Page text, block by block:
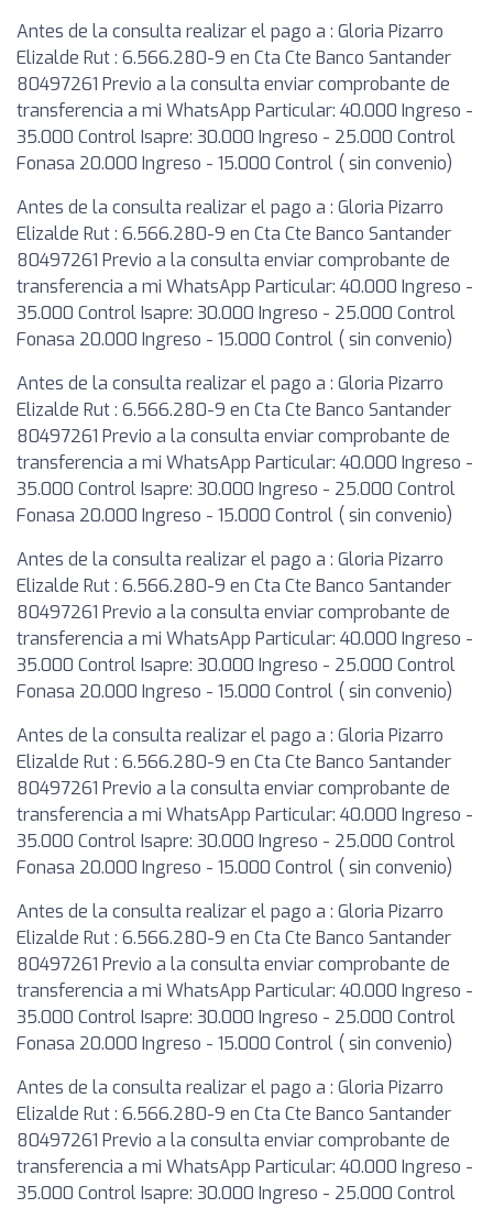
Antes de la consulta realizar el pago a : Gloria Pizarro
Elizalde Rut : 6.566.280-9 en Cta Cte Banco Santander
80497261 Previo a la consulta enviar comprobante de
transferencia a mi WhatsApp Particular: 40.000 Ingreso -
35.000 Control Isapre: 30.000 Ingreso - 25.000 Control
Fonasa 20.000 Ingreso - 15.000 Control ( sin convenio)
Antes de la consulta realizar el pago a : Gloria Pizarro
Elizalde Rut : 6.566.280-9 en Cta Cte Banco Santander
80497261 Previo a la consulta enviar comprobante de
transferencia a mi WhatsApp Particular: 40.000 Ingreso -
35.000 Control Isapre: 30.000 Ingreso - 25.000 Control
Fonasa 20.000 Ingreso - 15.000 Control ( sin convenio)
Antes de la consulta realizar el pago a : Gloria Pizarro
Elizalde Rut : 6.566.280-9 en Cta Cte Banco Santander
80497261 Previo a la consulta enviar comprobante de
transferencia a mi WhatsApp Particular: 40.000 Ingreso -
35.000 Control Isapre: 30.000 Ingreso - 25.000 Control
Fonasa 20.000 Ingreso - 15.000 Control ( sin convenio)
Antes de la consulta realizar el pago a : Gloria Pizarro
Elizalde Rut : 6.566.280-9 en Cta Cte Banco Santander
80497261 Previo a la consulta enviar comprobante de
transferencia a mi WhatsApp Particular: 40.000 Ingreso -
35.000 Control Isapre: 30.000 Ingreso - 25.000 Control
Fonasa 20.000 Ingreso - 15.000 Control ( sin convenio)
Antes de la consulta realizar el pago a : Gloria Pizarro
Elizalde Rut : 6.566.280-9 en Cta Cte Banco Santander
80497261 Previo a la consulta enviar comprobante de
transferencia a mi WhatsApp Particular: 40.000 Ingreso -
35.000 Control Isapre: 30.000 Ingreso - 25.000 Control
Fonasa 20.000 Ingreso - 15.000 Control ( sin convenio)
Antes de la consulta realizar el pago a : Gloria Pizarro
Elizalde Rut : 6.566.280-9 en Cta Cte Banco Santander
80497261 Previo a la consulta enviar comprobante de
transferencia a mi WhatsApp Particular: 40.000 Ingreso -
35.000 Control Isapre: 30.000 Ingreso - 25.000 Control
Fonasa 20.000 Ingreso - 15.000 Control ( sin convenio)
Antes de la consulta realizar el pago a : Gloria Pizarro
Elizalde Rut : 6.566.280-9 en Cta Cte Banco Santander
80497261 Previo a la consulta enviar comprobante de
transferencia a mi WhatsApp Particular: 40.000 Ingreso -
35.000 Control Isapre: 30.000 Ingreso - 25.000 Control